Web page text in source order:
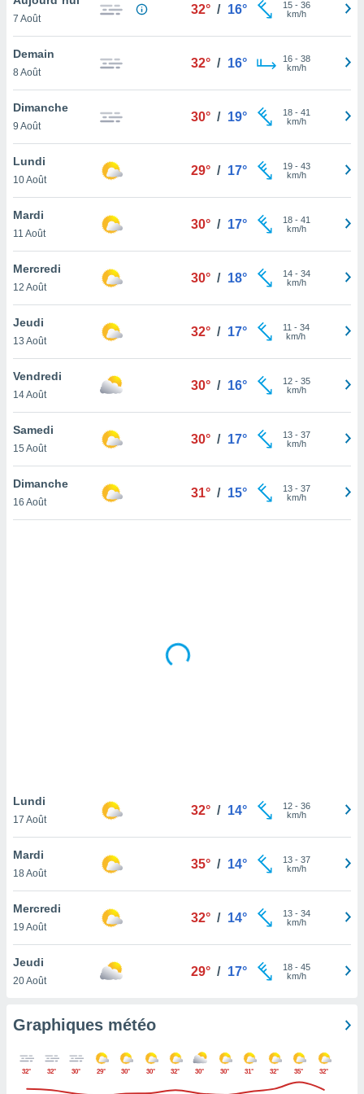
et
»,
au
vous
qu'ils
ou
le
ainsi
un
la
du
en
de
pas
de
à
cas,
que
sur le
ne
7 Août
32° / 16° 15- 36
km/h
Demain
8 Août
32° / 16° 16- 38
km/h
Dimanche
9 Août
30° / 19° 18- 41
km/h
Lundi
10 Août
29° / 17° 19- 43
km/h
Mardi
11 Août
30° / 17° 18- 41
km/h
Mercredi
12 Août
30° / 18° 14- 34
km/h
Jeudi
13 Août
32° / 17° 11 - 34
km/h
Vendredi
14 Août
30° / 16° 12- 35
km/h
Samedi
15 Août
30° / 17° 13- 37
km/h
Dimanche
16 Août
31° / 15° 13- 37
km/h
Lundi
17 Août
32° / 14° 12- 36
km/h
Mardi
18 Août
35° / 14° 13- 37
km/h
Mercredi
19 Août
32° / 14° 13- 34
km/h
Jeudi
20 Août
29° / 17° 18- 45
km/h
Graphiques météo
32° 32° 30° 29° 30° 30° 32° 30° 30° 31° 32° 35° 32°